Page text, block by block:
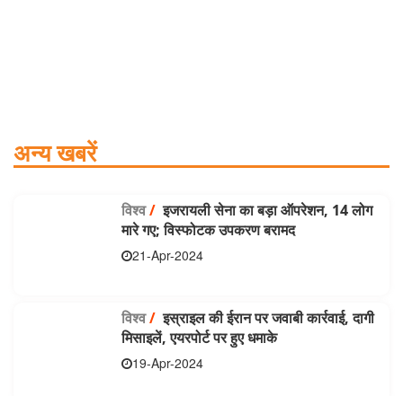
अन्य खबरें
विश्व/इजरायली सेना का बड़ा ऑपरेशन, 14 लोग
मारे गए; विस्फोटक उपकरण बरामद
21-Apr-2024
विश्व/इस्राइल की ईरान पर जवाबी कार्रवाई, दागी
मिसाइलें, एयरपोर्ट पर हुए धमाके
19-Apr-2024